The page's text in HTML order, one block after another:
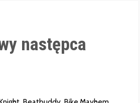
następca